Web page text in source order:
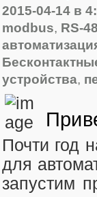
2015-04-14 в
modbus, RS-
устройства,
Почти год
для
запустим